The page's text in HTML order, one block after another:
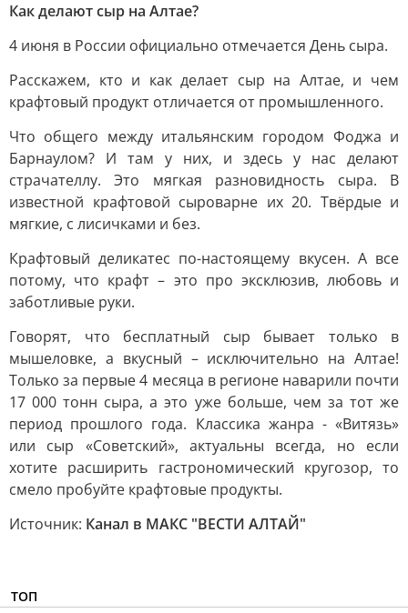
Как делают сыр на Алтае?
4 июня в России официально отмечается День сыра.
Расскажем, кто и как делает сыр на Алтае, и чем
крафтовый продукт отличается от промышленного.
Что общего между итальянским городом Фоджа и
Барнаулом? И там у них, и здесь у нас делают
страчателлу. Это мягкая разновидность сыра. В
известной крафтовой сыроварне их 20. Твёрдые и
мягкие, с лисичками и без.
Крафтовый деликатес по-настоящему вкусен. А все
потому, что крафт – это про эксклюзив, любовь и
заботливые руки.
Говорят, что бесплатный сыр бывает только в
мышеловке, а вкусный – исключительно на Алтае!
Только за первые 4 месяца в регионе наварили почти
17 000 тонн сыра, а это уже больше, чем за тот же
период прошлого года. Классика жанра - «Витязь»
или сыр «Советский», актуальны всегда, но если
хотите расширить гастрономический кругозор, то
смело пробуйте крафтовые продукты.
Источник: Канал в МАКС "ВЕСТИ АЛТАЙ"
ТОП